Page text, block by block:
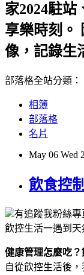
家2024駐
享樂時刻。
像，記錄生
部落格全站分類：
相簿
部落格
名片
May 06 Wed
飲食控
有追蹤我粉絲
飲控生活一遇到
健康管理怎麼吃
自從飲控生活後